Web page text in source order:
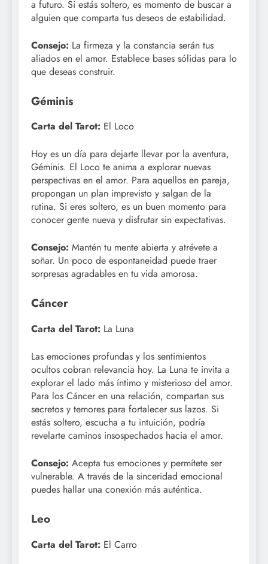
a futuro. Si estás soltero, es momento de buscar a
alguien que comparta tus deseos de estabilidad.
Consejo: La firmeza y la constancia serán tus
aliados en el amor. Establece bases sólidas para lo
que deseas construir.
Géminis
Carta del Tarot: El Loco
Hoy es un día para dejarte llevar por la aventura,
Géminis. El Loco te anima a explorar nuevas
perspectivas en el amor. Para aquellos en pareja,
propongan un plan imprevisto y salgan de la
rutina. Si eres soltero, es un buen momento para
conocer gente nueva y disfrutar sin expectativas.
Consejo: Mantén tu mente abierta y atrévete a
soñar. Un poco de espontaneidad puede traer
sorpresas agradables en tu vida amorosa.
Cáncer
Carta del Tarot: La Luna
Las emociones profundas y los sentimientos
ocultos cobran relevancia hoy. La Luna te invita a
explorar el lado más íntimo y misterioso del amor.
Para los Cáncer en una relación, compartan sus
secretos y temores para fortalecer sus lazos. Si
estás soltero, escucha a tu intuición, podría
revelarte caminos insospechados hacia el amor.
Consejo: Acepta tus emociones y permítete ser
vulnerable. A través de la sinceridad emocional
puedes hallar una conexión más auténtica.
Leo
Carta del Tarot: El Carro